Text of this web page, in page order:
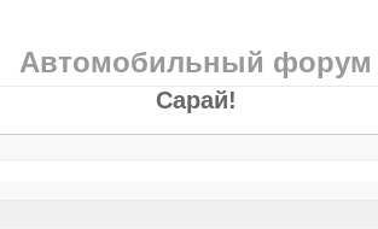
Автомобильный форум
Сарай!